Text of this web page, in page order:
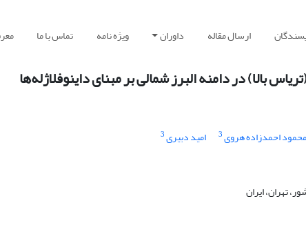
ارسال مقاله داوران ویژه نامه تماس با ما
بالا) در دامنه البرز شمالی بر مبنای داینوفلاژله‌ها
محمود احمدزاده هروی3 امید دبیری3
تهران، ایران